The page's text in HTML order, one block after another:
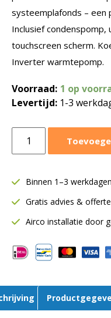
systeemplafonds – een
Inclusief
touchscreen scherm.
Inverter warmtepomp.
Voorraad: 1 op
Levertijd: 1-3
cassettemodel
kW
90x90
|
split
|
zwart
|
Binnen 1–3
Gratis advies &
Airco installatie door